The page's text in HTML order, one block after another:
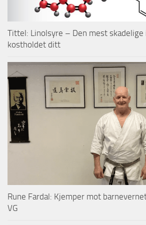
Tittel: Linolsyre – Den mest skadelige
kostholdet ditt
Rune Fardal: Kjemper mot
VG